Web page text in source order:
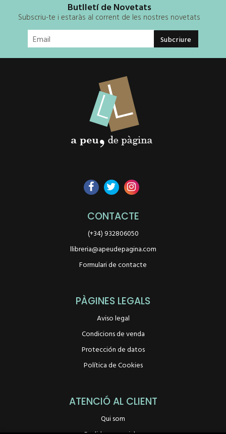
Butlletí de Novetats
Subscriu-te i estaràs al corrent de les nostres novetats
CONTACTE
(+34) 932806050
llibreria@apeudepagina.com
Formulari de contacte
PÀGINES LEGALS
Aviso legal
Condicions de venda
Protección de datos
Política de Cookies
ATENCIÓ AL CLIENT
Qui som